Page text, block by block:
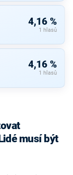
4,16 %
1 hlasů
4,16 %
1 hlasů
musí být